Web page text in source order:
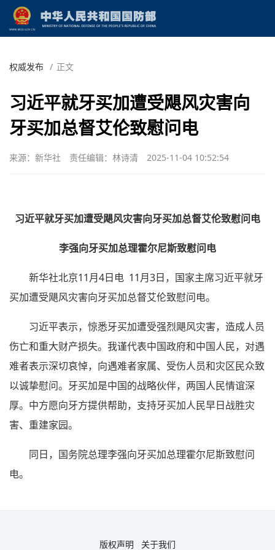
权威发布 / 正文
习近平就牙买加遭受飓风灾害向
牙买加总督艾伦致慰问电
来源：新华社 责任编辑：林诗清 2025-11-04 10:52:54
习近平就牙买加遭受飓风灾害向牙买加总督艾伦致慰问电
李强向牙买加总理霍尔尼斯致慰问电
新华社北京11月4日电 11月3日，国家主席习近平就牙
买加遭受飓风灾害向牙买加总督艾伦致慰问电。
习近平表示，惊悉牙买加遭受强烈飓风灾害，造成人员
伤亡和重大财产损失。我谨代表中国政府和中国人民，对遇
难者表示深切哀悼，向遇难者家属、受伤人员和灾区民众致
以诚挚慰问。牙买加是中国的战略伙伴，两国人民情谊深
厚。中方愿向牙方提供帮助，支持牙买加人民早日战胜灾
害、重建家园。
同日，国务院总理李强向牙买加总理霍尔尼斯致慰问
电。
版权声明 关于我们